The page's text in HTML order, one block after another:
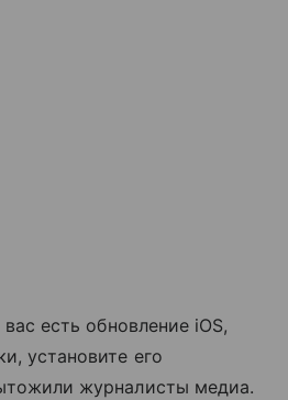
есть обновление iOS,
установите его
журналисты медиа.